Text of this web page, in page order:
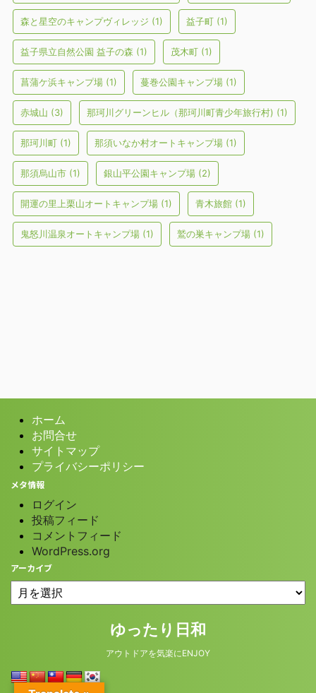
森と星空のキャンプヴィレッジ (1) 益子町 (1)
益子県立自然公園 益子の森 (1) 茂木町 (1)
菖蒲ケ浜キャンプ場 (1) 蔓巻公園キャンプ場 (1)
赤城山 (3) 那珂川グリーンヒル（那珂川町青少年旅行村) (1)
那珂川町 (1) 那須いなか村オートキャンプ場 (1)
那須烏山市 (1) 銀山平公園キャンプ場 (2)
開運の里上栗山オートキャンプ場 (1) 青木旅館 (1)
鬼怒川温泉オートキャンプ場 (1) 鷲の巣キャンプ場 (1)
ホーム
お問合せ
サイトマップ
プライバシーポリシー
メタ情報
ログイン
投稿フィード
コメントフィード
WordPress.org
アーカイブ
ゆったり日和
アウトドアを気楽にENJOY
© 2026 ゆったり日和